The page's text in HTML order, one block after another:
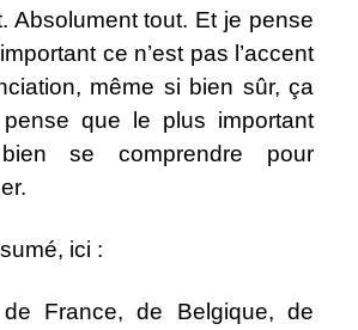
Absolument tout. Et je pense
ce n’est pas l’accent
même si bien sûr, ça
que le plus important
se comprendre pour
ici :
France, de Belgique, de